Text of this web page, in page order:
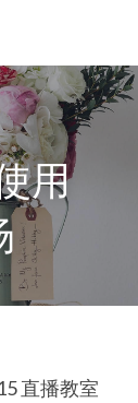
用
直播教室